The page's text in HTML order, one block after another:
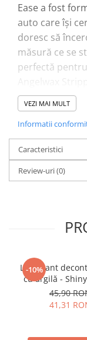
Ease a fost
auto care își
doresc să
măsură ce se
perfectă
toate cerurile,
existente pe
legătură între
Angelwax
produsul
perfectă a
perfect
Metoda de
VEZI MAI MULT
Informatii
Caracteristici
Review-uri(0)
-10%
Lubrifiant
cu argilă -
Smooth Clay
45,90
41,31